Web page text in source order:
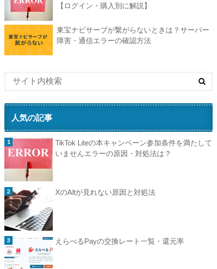
【ログイン・購入別に解説】
東宝ナビサーブが繋がらないときは？サーバー
障害・通信エラーの確認方法
人気の記事
TikTok Liteの本キャンペーン参加条件を満たして
いませんエラーの原因・対処法は？
XのAltが見れない原因と対処法
えらべるPayの交換レート一覧・還元率